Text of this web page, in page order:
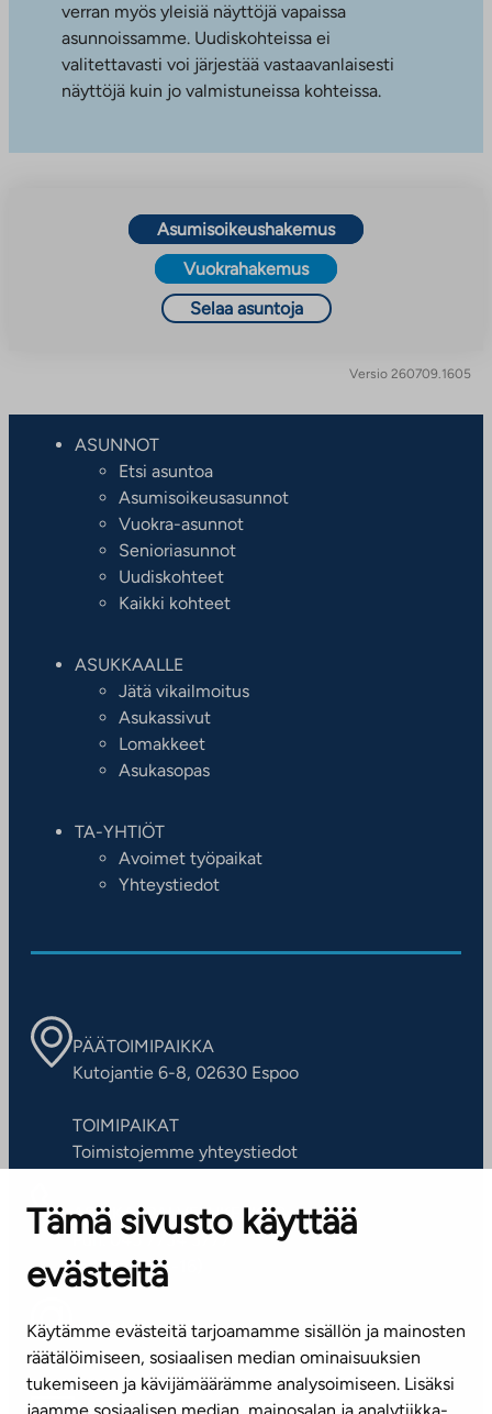
Tämä sivusto käyttää
evästeitä
Käytämme evästeitä tarjoamamme sisällön ja mainosten
räätälöimiseen, sosiaalisen median ominaisuuksien
tukemiseen ja kävijämäärämme analysoimiseen. Lisäksi
verran myös yleisiä näyttöjä vapaissa
asunnoissamme. Uudiskohteissa ei
valitettavasti voi järjestää vastaavanlaisesti
näyttöjä kuin jo valmistuneissa kohteissa.
Asumisoikeushakemus
Vuokrahakemus
Selaa asuntoja
Versio 260709.1605
ASUNNOT
Etsi asuntoa
Asumisoikeusasunnot
Vuokra-asunnot
Senioriasunnot
Uudiskohteet
Kaikki kohteet
ASUKKAALLE
Jätä vikailmoitus
Asukassivut
Lomakkeet
Asukasopas
TA-YHTIÖT
Avoimet työpaikat
Yhteystiedot
PÄÄTOIMIPAIKKA
Kutojantie 6-8, 02630 Espoo
TOIMIPAIKAT
Toimistojemme yhteystiedot
ASIAKASPALVELUKESKUS
Puh. 045 7734 3777
(arkisin klo 8-16)
info@ta.fi